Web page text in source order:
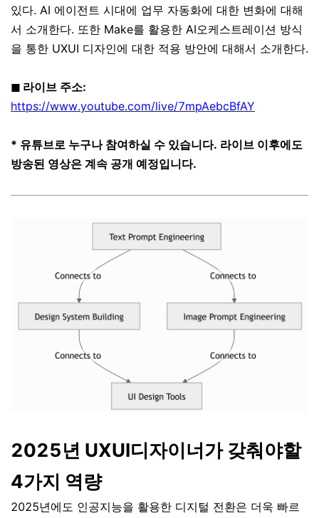
있다. AI 에이전트 시대에 업무 자동화에 대한 변화에 대해
서 소개한다. 또한 Make를 활용한 AI오케스트레이션 방식
을 통한 UXUI 디자인에 대한 적용 방안에 대해서 소개한다.
◼ 라이브 주소:
https://www.youtube.com/live/7mpAebcBfAY
* 유튜브로 누구나 참여하실 수 있습니다. 라이브 이후에도
방송된 영상은 계속 공개 예정입니다.
2025년 UXUI디자이너가 갖춰야할
4가지 역량
2025년에도 인공지능을 활용한 디지털 전환은 더욱 빠르